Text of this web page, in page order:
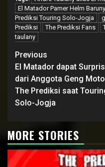
El Matador Pamer Helm
Prediksi Touring Solo-Jogja
Prediksi
The Prediksi Fans
taulany
Continue
Reading
Previous
El Matador dapat
dari Anggota Geng
The Prediksi saat
Solo-Jogja
MORE STORIES